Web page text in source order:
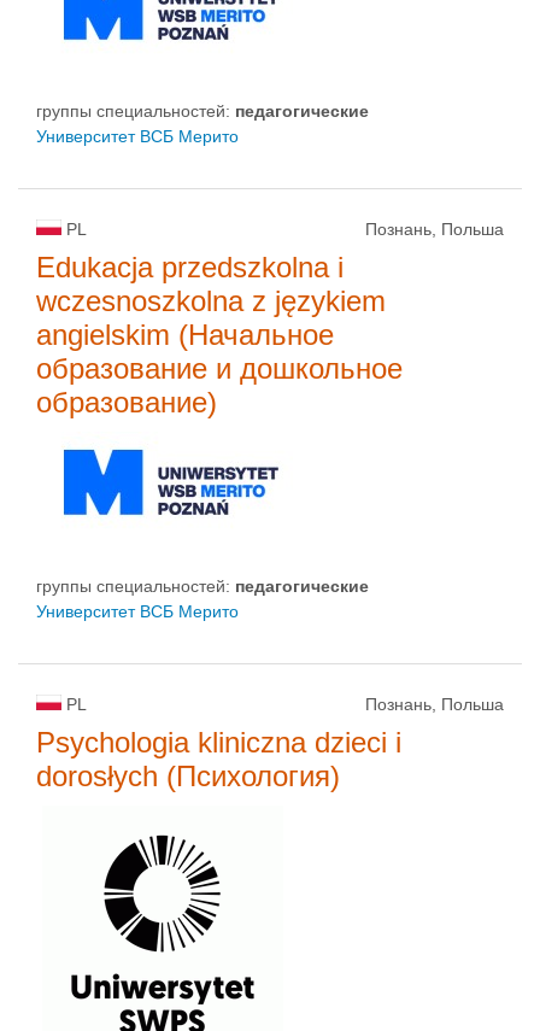
группы специальностей: педагогические
Университет ВСБ Мерито
PL Познань, Польша
Edukacja przedszkolna i
wczesnoszkolna z językiem
angielskim (Начальное
образование и дошкольное
образование)
группы специальностей: педагогические
Университет ВСБ Мерито
PL Познань, Польша
Psychologia kliniczna dzieci i
dorosłych (Психология)